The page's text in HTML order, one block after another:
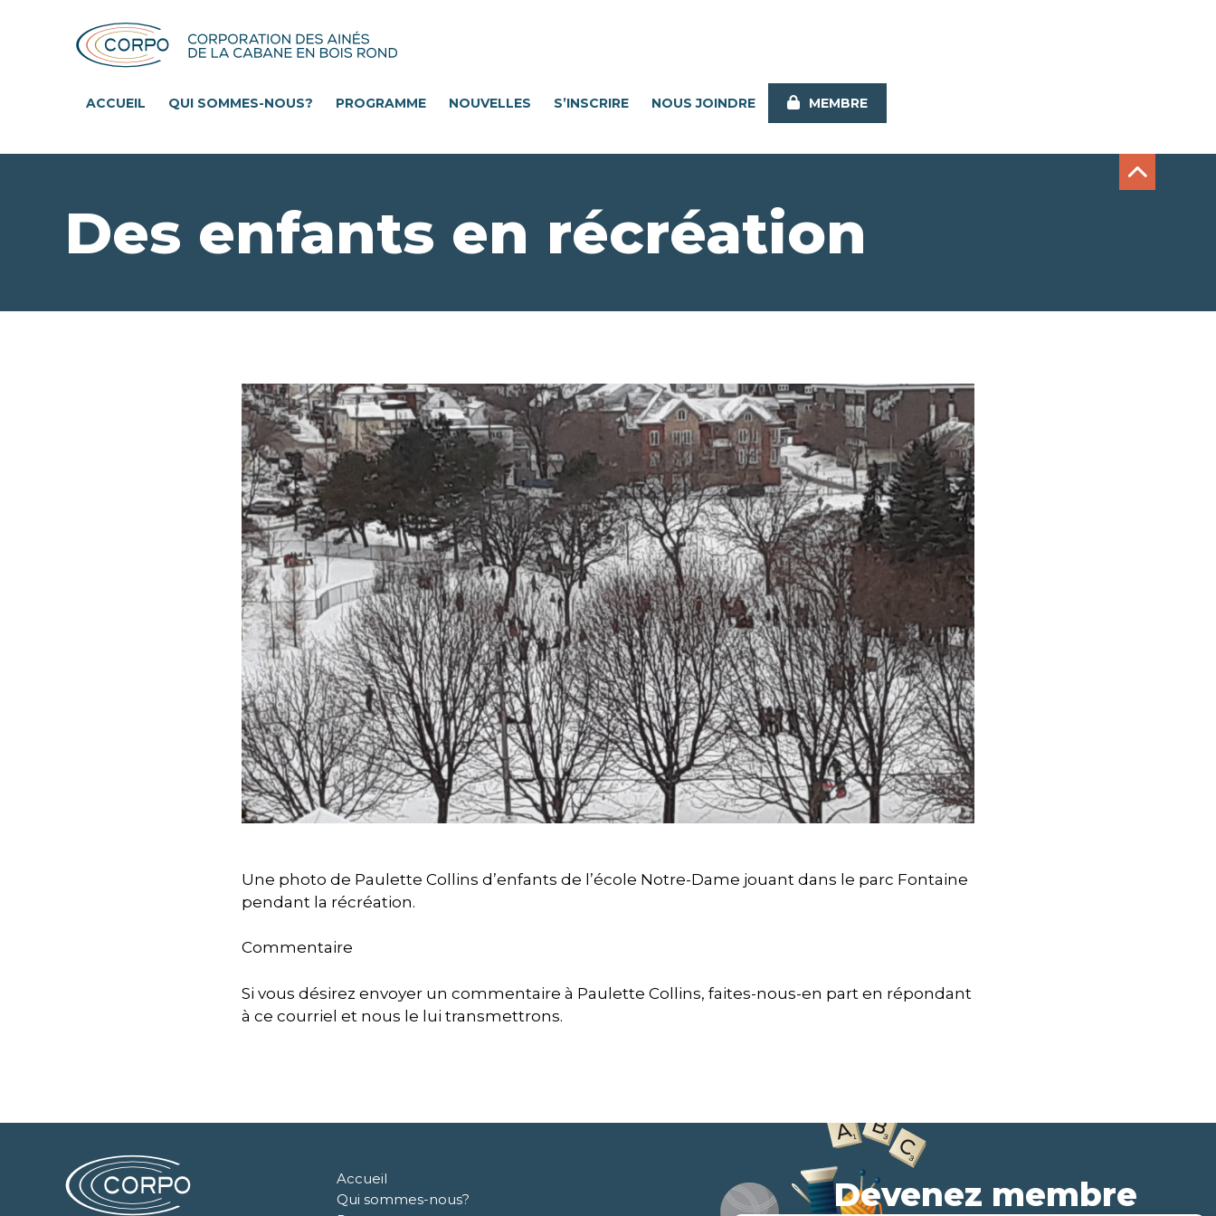
ACCUEIL QUI SOMMES-NOUS? PROGRAMME NOUVELLES S’INSCRIRE NOUS JOINDRE MEMBRE
Des enfants en récréation
Une photo de Paulette Collins d’enfants de l’école Notre-Dame jouant dans le parc Fontaine
pendant la récréation.
Commentaire
Si vous désirez envoyer un commentaire à Paulette Collins, faites-nous-en part en répondant
à ce courriel et nous le lui transmettrons.
Accueil
Qui sommes-nous?
Devenez membre